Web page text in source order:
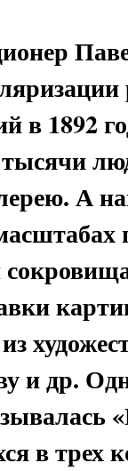
в 1892
А
и др.
в трех